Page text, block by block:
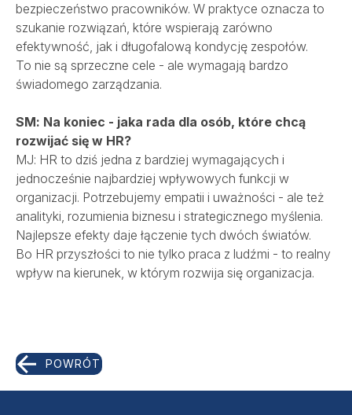
bezpieczeństwo pracowników. W praktyce oznacza to
szukanie rozwiązań, które wspierają zarówno
efektywność, jak i długofalową kondycję zespołów.
To nie są sprzeczne cele - ale wymagają bardzo
świadomego zarządzania.
SM: Na koniec - jaka rada dla osób, które chcą
rozwijać się w HR?
MJ: HR to dziś jedna z bardziej wymagających i
jednocześnie najbardziej wpływowych funkcji w
organizacji. Potrzebujemy empatii i uważności - ale też
analityki, rozumienia biznesu i strategicznego myślenia.
Najlepsze efekty daje łączenie tych dwóch światów.
Bo HR przyszłości to nie tylko praca z ludźmi - to realny
wpływ na kierunek, w którym rozwija się organizacja.
POWRÓT